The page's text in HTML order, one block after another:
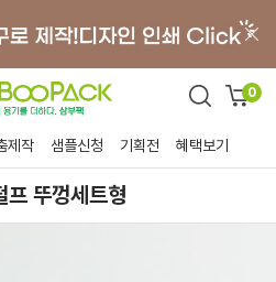
0
제작 샘플신청 기획전 혜택보기
프 뚜껑세트형